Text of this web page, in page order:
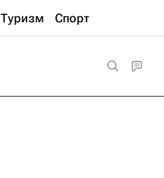
Туризм Спорт